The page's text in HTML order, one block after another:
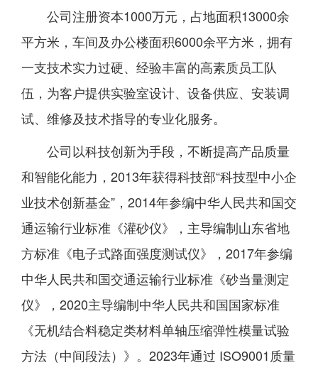
公司注册资本1000万元，占地面积13000余
平方米，车间及办公楼面积6000余平方米，拥有
一支技术实力过硬、经验丰富的高素质员工队
伍，为客户提供实验室设计、设备供应、安装调
试、维修及技术指导的专业化服务。
公司以科技创新为手段，不断提高产品质量
和智能化能力，2013年获得科技部“科技型中小企
业技术创新基金”，2014年参编中华人民共和国交
通运输行业标准《灌砂仪》，主导编制山东省地
方标准《电子式路面强度测试仪》，2017年参编
中华人民共和国交通运输行业标准《砂当量测定
仪》，2020主导编制中华人民共和国国家标准
《无机结合料稳定类材料单轴压缩弹性模量试验
方法（中间段法）》。2023年通过 ISO9001质量